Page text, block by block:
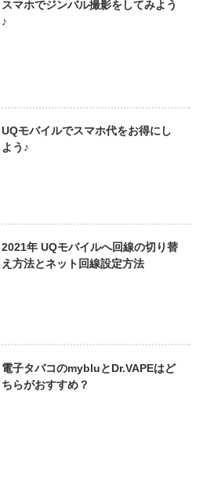
スマホでジンバル撮影をしてみよう
♪
UQモバイルでスマホ代をお得にし
よう♪
2021年 UQモバイルへ回線の切り替
え方法とネット回線設定方法
電子タバコのmybluとDr.VAPEはど
ちらがおすすめ？